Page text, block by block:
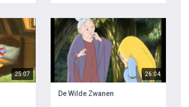
25:07 26:04
De Wilde Zwanen